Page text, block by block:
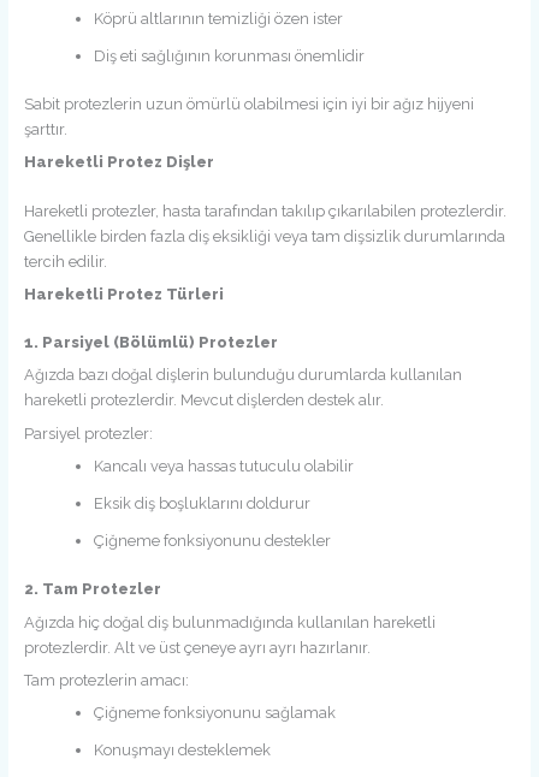
Köprü altlarının temizliği özen ister
Diş eti sağlığının korunması önemlidir
Sabit protezlerin uzun ömürlü olabilmesi için iyi bir ağız hijyeni
şarttır.
Hareketli Protez Dişler
Hareketli protezler, hasta tarafından takılıp çıkarılabilen protezlerdir.
Genellikle birden fazla diş eksikliği veya tam dişsizlik durumlarında
tercih edilir.
Hareketli Protez Türleri
1. Parsiyel (Bölümlü) Protezler
Ağızda bazı doğal dişlerin bulunduğu durumlarda kullanılan
hareketli protezlerdir. Mevcut dişlerden destek alır.
Parsiyel protezler:
Kancalı veya hassas tutuculu olabilir
Eksik diş boşluklarını doldurur
Çiğneme fonksiyonunu destekler
2. Tam Protezler
Ağızda hiç doğal diş bulunmadığında kullanılan hareketli
protezlerdir. Alt ve üst çeneye ayrı ayrı hazırlanır.
Tam protezlerin amacı:
Çiğneme fonksiyonunu sağlamak
Konuşmayı desteklemek